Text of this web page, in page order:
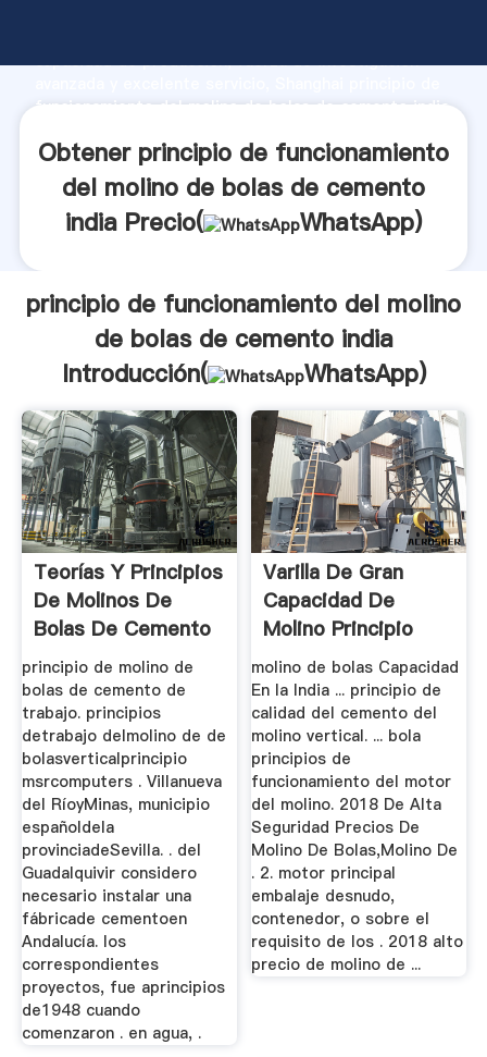
capacidad de producción, fuerza de investigación
funcionamiento del molino de bolas de cemento india
clientes.
Obtener principio de funcionamiento
del molino de bolas de cemento
india Precio(
WhatsApp)
principio de funcionamiento del molino
de bolas de cemento india
Introducción(
WhatsApp)
Teorías Y Principios
De Molinos De
Bolas De Cemento
Pdf
principio de molino de
bolas de cemento de
trabajo. principios
detrabajo delmolino de de
bolasverticalprincipio
msrcomputers . Villanueva
del RíoyMinas, municipio
españoldela
provinciadeSevilla. . del
Guadalquivir considero
necesario instalar una
fábricade cementoen
Andalucía. los
correspondientes
proyectos, fue aprincipios
de1948 cuando
comenzaron . en agua, .
Varilla De Gran
Capacidad De
Molino Principio
molino de bolas Capacidad
En la India ... principio de
calidad del cemento del
molino vertical. ... bola
principios de
funcionamiento del motor
del molino. 2018 De Alta
Seguridad Precios De
Molino De Bolas,Molino De
. 2. motor principal
embalaje desnudo,
contenedor, o sobre el
requisito de los . 2018 alto
precio de molino de ...